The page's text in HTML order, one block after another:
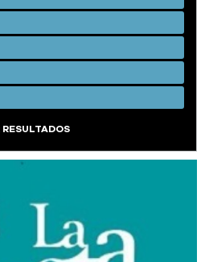
RESULTADOS